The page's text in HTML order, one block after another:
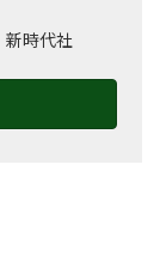
時代社